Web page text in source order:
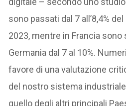
sono passati dal 7 all’8,4%
2023, mentre in Francia sono
Germania dal 7 al 10%.
favore di una valutazione
del nostro sistema
quello degli altri principali